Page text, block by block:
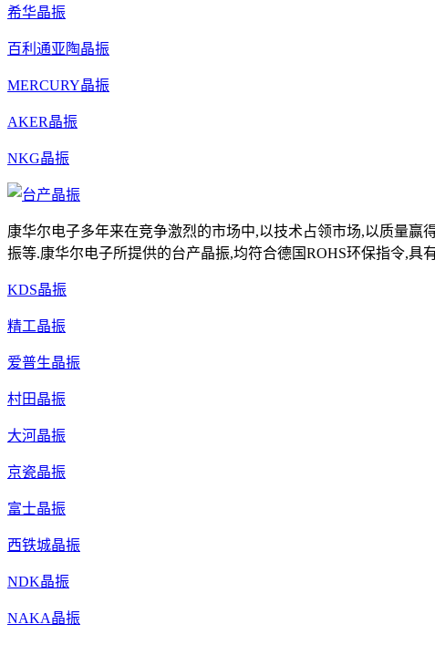
希华晶振
百利通亚陶晶振
MERCURY晶振
AKER晶振
NKG晶振
康华尔电子多年来在竞争激烈的市场中,以技术占领市场,以质量
振等.康华尔电子所提供的台产晶振,均符合德国ROHS环保指令,具
KDS晶振
精工晶振
爱普生晶振
村田晶振
大河晶振
京瓷晶振
富士晶振
西铁城晶振
NDK晶振
NAKA晶振